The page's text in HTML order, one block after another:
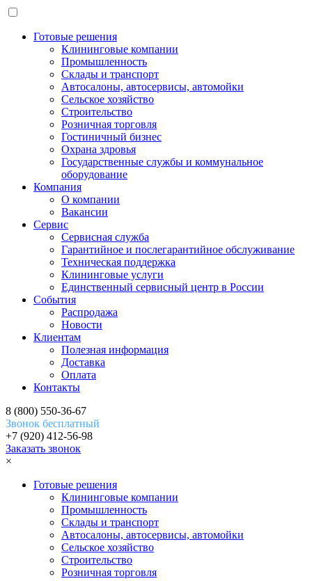
Готовые решения
Клининговые компании
Промышленность
Склады и транспорт
Автосалоны, автосервисы, автомойки
Сельское хозяйство
Строительство
Розничная торговля
Гостиничный бизнес
Охрана здровья
Государственные службы и коммунальное
оборудование
Компания
О компании
Вакансии
Сервис
Сервисная служба
Гарантийное и послегарантийное обслуживание
Техническая поддержка
Клининговые услуги
Единственный сервисный центр в России
События
Распродажа
Новости
Клиентам
Полезная информация
Доставка
Оплата
Контакты
8 (800) 550-36-67
Звонок бесплатный
+7 (920) 412-56-98
Заказать звонок
×
Готовые решения
Клининговые компании
Промышленность
Склады и транспорт
Автосалоны, автосервисы, автомойки
Сельское хозяйство
Строительство
Розничная торговля